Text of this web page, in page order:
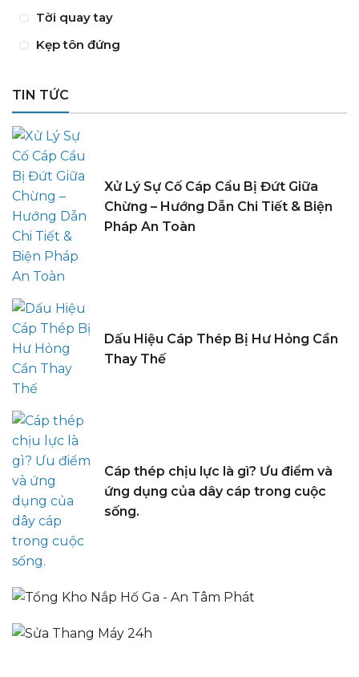
Tời quay tay
Kẹp tôn đứng
TIN TỨC
Xử Lý Sự Cố Cáp Cẩu Bị Đứt Giữa
Chừng – Hướng Dẫn Chi Tiết & Biện
Pháp An Toàn
Dấu Hiệu Cáp Thép Bị Hư Hỏng Cần
Thay Thế
Cáp thép chịu lực là gì? Ưu điểm và
ứng dụng của dây cáp trong cuộc
sống.